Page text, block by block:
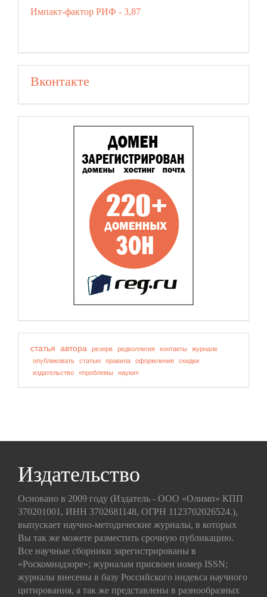
Импакт-фактор РИФ - 3,87
Вконтакте
статья автора резерв редколлегия контакты
журнале
опубликовать
статью правила оформления
скидки
издательство
«проблемы науки»
Издательство
Основано в 2009 году (Издатель - ООО «Олимп» КПП
370201001, ИНН 3702681148, ОГРН 1123702026524.),
выпускает научно-методические журналы, в которых
Вы так же можете разместить срочную публикацию.
Все научные сборники зарегистрированы в
«Роскомнадзоре»; журналам присвоен номер ISSN;
журналы внесены в базу Российского индекса научного
цитирования, а так же представлены в разнообразных